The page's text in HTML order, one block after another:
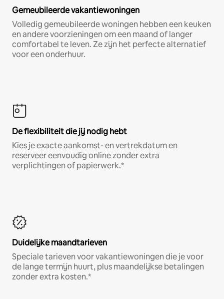
Gemeubileerde vakantiewoningen
Volledig gemeubileerde woningen hebben een keuken
en andere voorzieningen om een maand of langer
comfortabel te leven. Ze zijn het perfecte alternatief
voor een onderhuur.
De flexibiliteit die jij nodig hebt
Kies je exacte aankomst- en vertrekdatum en
reserveer eenvoudig online zonder extra
verplichtingen of papierwerk.*
Duidelijke maandtarieven
Speciale tarieven voor vakantiewoningen die je voor
de lange termijn huurt, plus maandelijkse betalingen
zonder extra kosten.*